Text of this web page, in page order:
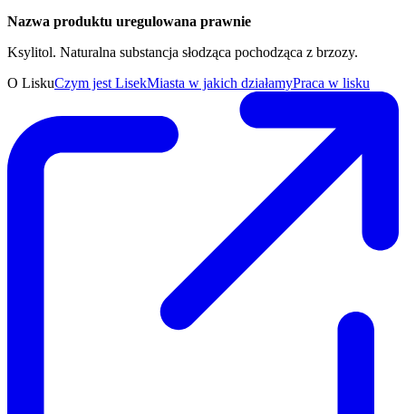
Nazwa produktu uregulowana prawnie
Ksylitol. Naturalna substancja słodząca pochodząca z brzozy.
O LiskuCzym jest LisekMiasta w jakich działamyPraca w lisku